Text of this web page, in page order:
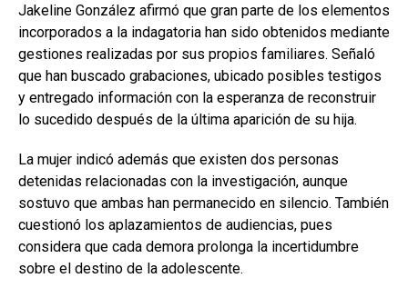
Jakeline González afirmó que gran parte de los elementos
incorporados a la indagatoria han sido obtenidos mediante
gestiones realizadas por sus propios familiares. Señaló
que han buscado grabaciones, ubicado posibles testigos
y entregado información con la esperanza de reconstruir
lo sucedido después de la última aparición de su hija.
La mujer indicó además que existen dos personas
detenidas relacionadas con la investigación, aunque
sostuvo que ambas han permanecido en silencio. También
cuestionó los aplazamientos de audiencias, pues
considera que cada demora prolonga la incertidumbre
sobre el destino de la adolescente.